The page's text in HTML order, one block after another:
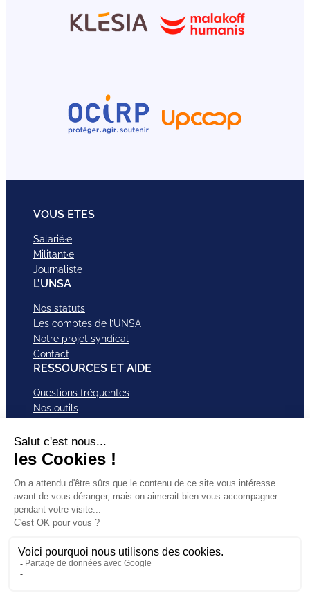
VOUS ETES
Salarié·e
Militant·e
Journaliste
L’UNSA
Nos statuts
Les comptes de l’UNSA
Notre projet syndical
Contact
RESSOURCES ET AIDE
Questions fréquentes
Nos outils
Nos structures et services
Je VEUX Adhérer
ABonnez-vous à nos newsletter
Mentions légales
Politique de
Facebook